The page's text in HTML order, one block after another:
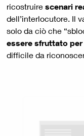
ricostruire scenari
dell’interlocutore. Il
solo da ciò che
essere sfruttato
difficile da